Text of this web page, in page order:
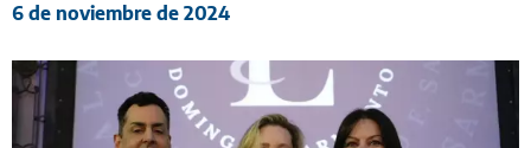
6 de noviembre de 2024